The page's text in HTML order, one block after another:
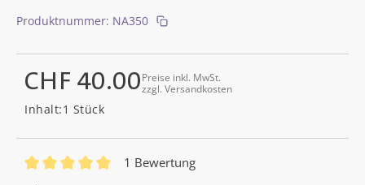
Regulärer Preis:
CHF 40.00Preise inkl. MwSt.
zzgl. Versandkosten
Inhalt:1 Stück
1 Bewertung
Produktnummer: NA350